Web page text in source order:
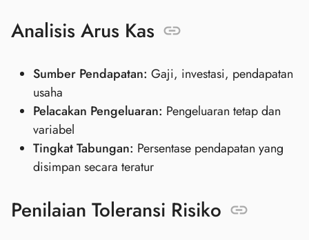
Analisis Arus Kas
Sumber Pendapatan: Gaji, investasi, pendapatan
usaha
Pelacakan Pengeluaran: Pengeluaran tetap dan
variabel
Tingkat Tabungan: Persentase pendapatan yang
disimpan secara teratur
Penilaian Toleransi Risiko